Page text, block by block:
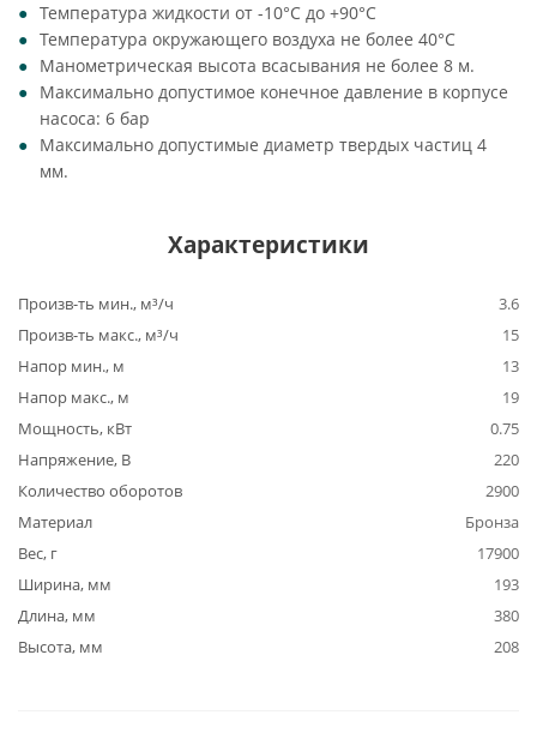
Температура жидкости от -10°C до +90°C
Температура окружающего воздуха не более 40°C
Манометрическая высота всасывания не более 8 м.
Максимально допустимое конечное давление в корпусе
насоса: 6 бар
Максимально допустимые диаметр твердых частиц 4
мм.
Характеристики
Произв-ть мин., м³/ч
3.6
Произв-ть макс., м³/ч
15
Напор мин., м
13
Напор макс., м
19
Мощность, кВт
0.75
Напряжение, В
220
Количество оборотов
2900
Материал
Бронза
Вес, г
17900
Ширина, мм
193
Длина, мм
380
Высота, мм
208